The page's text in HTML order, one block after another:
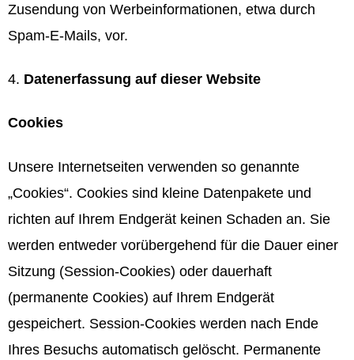
Zusendung von Werbeinformationen, etwa durch
Spam-E-Mails, vor.
Datenerfassung auf dieser Website
Cookies
Unsere Internetseiten verwenden so genannte
„Cookies“. Cookies sind kleine Datenpakete und
richten auf Ihrem Endgerät keinen Schaden an. Sie
werden entweder vorübergehend für die Dauer einer
Sitzung (Session-Cookies) oder dauerhaft
(permanente Cookies) auf Ihrem Endgerät
gespeichert. Session-Cookies werden nach Ende
Ihres Besuchs automatisch gelöscht. Permanente